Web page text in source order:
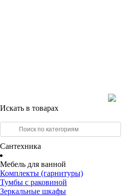
Искать в товарах
Сантехника
Мебель для ванной
Комплекты (гарнитуры)
Тумбы с раковиной
Зеркальные шкафы